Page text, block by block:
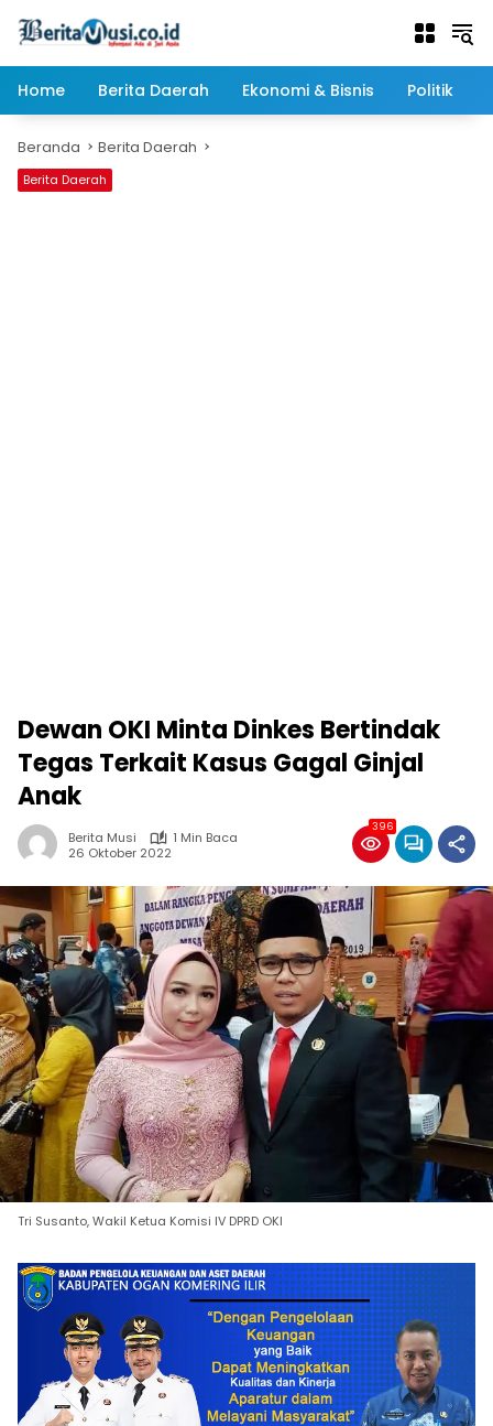
Home
Berita Daerah Ekonomi & Bisnis Politik
Beranda Berita Daerah
Berita Daerah
Dewan OKI Minta Dinkes Bertindak
Tegas Terkait Kasus Gagal Ginjal
Anak
Berita Musi
1 Min Baca
26 Oktober 2022
396
Tri Susanto, Wakil Ketua Komisi IV DPRD OKI